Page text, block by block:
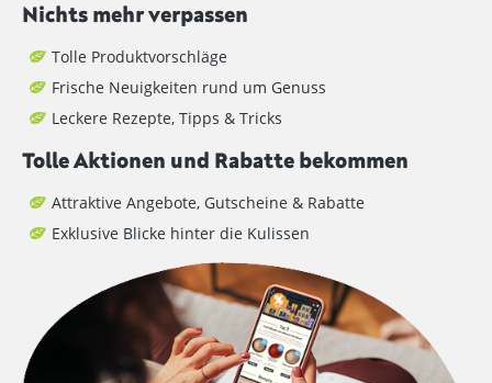
Nichts mehr verpassen
Tolle Produktvorschläge
Frische Neuigkeiten rund um Genuss
Leckere Rezepte, Tipps & Tricks
Tolle Aktionen und Rabatte bekommen
Attraktive Angebote, Gutscheine & Rabatte
Exklusive Blicke hinter die Kulissen